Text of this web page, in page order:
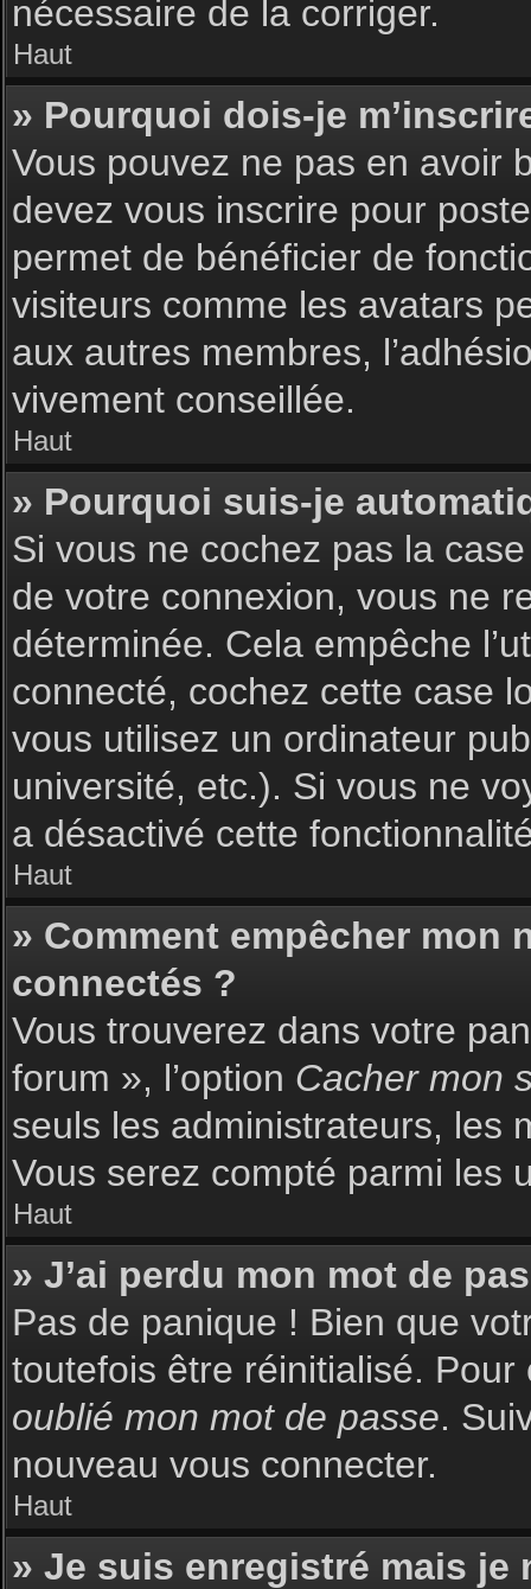
nécessaire de la corriger.
Haut
» Pourquoi dois-je
Vous pouvez ne pas en avoir
devez vous inscrire pour
permet de bénéficier de
visiteurs comme les avatars
aux autres membres,
vivement conseillée.
Haut
» Pourquoi suis-je
Si vous ne cochez pas la
de votre connexion, vous ne
déterminée. Cela empêche
connecté, cochez cette case
vous utilisez un ordinateur
université, etc.). Si vous ne
a désactivé cette
Haut
» Comment empêcher mon
connectés ?
Vous trouverez dans votre
forum », l’option Cacher mon
seuls les administrateurs, les
Vous serez compté parmi les
Haut
» J’ai perdu mon mot de
Pas de panique ! Bien que
toutefois être réinitialisé.
oublié mon mot de passe.
nouveau vous connecter.
Haut
» Je suis enregistré mais je